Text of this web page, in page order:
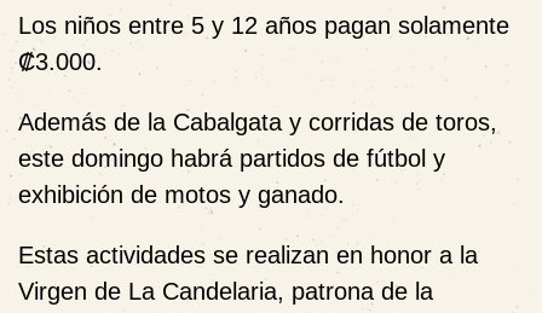
Los niños entre 5 y 12 años pagan solamente
₡3.000.
Además de la Cabalgata y corridas de toros,
este domingo habrá partidos de fútbol y
exhibición de motos y ganado.
Estas actividades se realizan en honor a la
Virgen de La Candelaria, patrona de la